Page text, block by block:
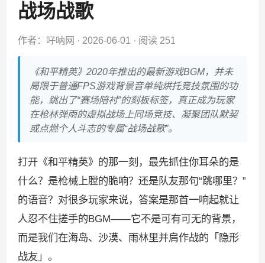
战场战歌
作者：吇呐网 · 2026-06-01 · 阅读 251
《和平精英》2020年推出的最新游戏BGM，并未
局限于普通FPS游戏背景音单纯烘托竞技氛围的功
能，跳出了“赛场陪衬”的刻板标签，真正成为玩家
在枪林弹雨的虚拟战场上同场竞技、凝聚团队默契
或点燃个人斗志的专属“战场战歌”。
打开《和平精英》的那一刻，最先抓住你耳朵的是
什么？是枪械上膛的脆响？还是队友那句“跳哪里？”
的语音？对很多玩家来说，答案是那首一响起就让
人忍不住搓手的BGM——它不是可有可无的背景，
而是我们在海岛、沙漠、雨林里并肩作战的「隐形
战友」。